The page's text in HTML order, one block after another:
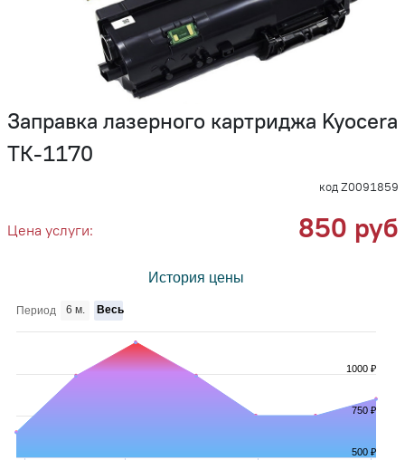
Заправка лазерного картриджа Kyocera
ТК-1170
код Z0091859
Цена услуги: 850 руб
История цены
1000 ₽
500 ₽
750 ₽
Период 6 м. Весь